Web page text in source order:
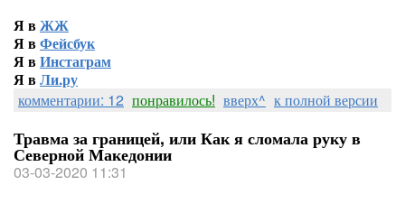
Я вЖЖ
Я вФейсбук
Я вИнстаграм
Я вЛи.ру
комментарии: 12 понравилось! вверх^ к полной версии
Травма за границей, или Как я сломала руку в
Северной Македонии
03-03-2020 11:31